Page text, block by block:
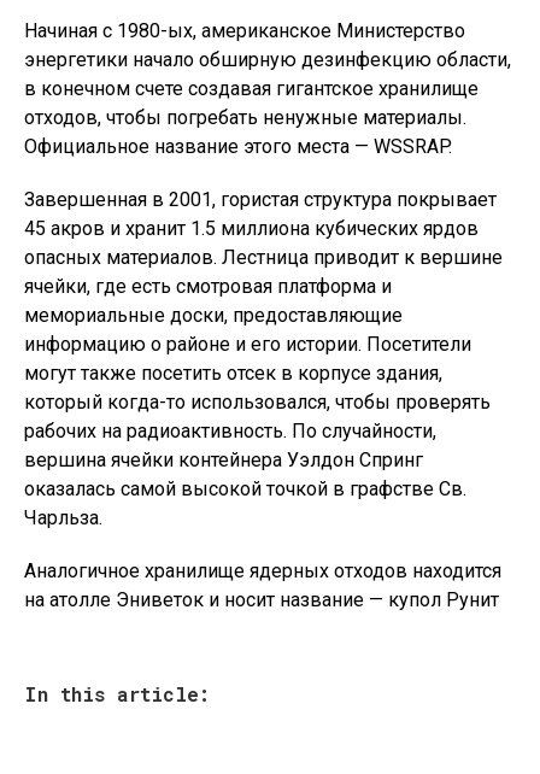
Начиная с 1980-ых, американское Министерство
энергетики начало обширную дезинфекцию области,
в конечном счете создавая гигантское хранилище
отходов, чтобы погребать ненужные материалы.
Официальное название этого места — WSSRAP.
Завершенная в 2001, гористая структура покрывает
45 акров и хранит 1.5 миллиона кубических ярдов
опасных материалов. Лестница приводит к вершине
ячейки, где есть смотровая платформа и
мемориальные доски, предоставляющие
информацию о районе и его истории. Посетители
могут также посетить отсек в корпусе здания,
который когда-то использовался, чтобы проверять
рабочих на радиоактивность. По случайности,
вершина ячейки контейнера Уэлдон Спринг
оказалась самой высокой точкой в графстве Св.
Чарльза.
Аналогичное хранилище ядерных отходов находится
на атолле Эниветок и носит название — купол Рунит
In this article: